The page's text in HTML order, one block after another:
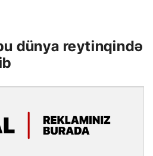
dünya reytinqində